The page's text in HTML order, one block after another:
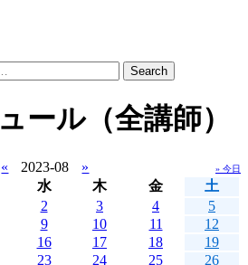
ール（全講師）
« 2023-08 » » 今日
水 木 金
土
2 3 4
5
9 10 11
12
16 17 18
19
23 24 25
26